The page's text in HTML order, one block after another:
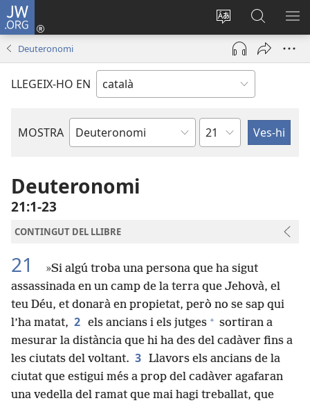
JW.ORG
Canvia
d’idioma
Inicia
sessió
(obre
finestra
Cerca
jw.org
Deuteronomi
LLEGEIX-HO EN
MOSTRA
Llibre
Capítol
Deuteronomi
21:1-23
CONTINGUT DEL LLIBRE
21
»Si algú troba una persona que ha sigut
assassinada en un camp de la terra que Jehovà, el
teu Déu, et donarà en propietat, però no se sap qui
l’ha matat, 2 els ancians i els jutges + sortiran a
mesurar la distància que hi ha des del cadàver fins a
les ciutats del voltant. 3 Llavors els ancians de la
ciutat que estigui més a prop del cadàver agafaran
una vedella del ramat que mai hagi treballat, que